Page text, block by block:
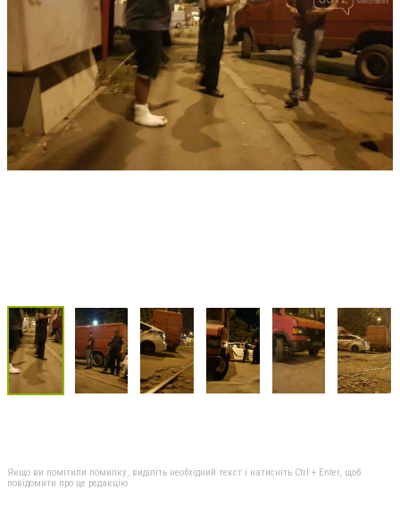
Якщо ви помітили помилку, виділіть необхідний текст і натисніть Ctrl + Enter, щоб
повідомити про це редакцію